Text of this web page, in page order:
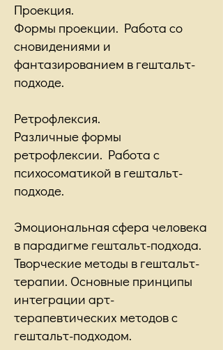
Проекция.
Формы проекции. Работа со
сновидениями и
фантазированием в гештальт-
подходе.
Ретрофлексия.
Различные формы
ретрофлексии. Работа с
психосоматикой в гештальт-
подходе.
Эмоциональная сфера человека
в парадигме гештальт-подхода.
Творческие методы в гештальт-
терапии. Основные принципы
интеграции арт-
терапевтических методов с
гештальт-подходом.